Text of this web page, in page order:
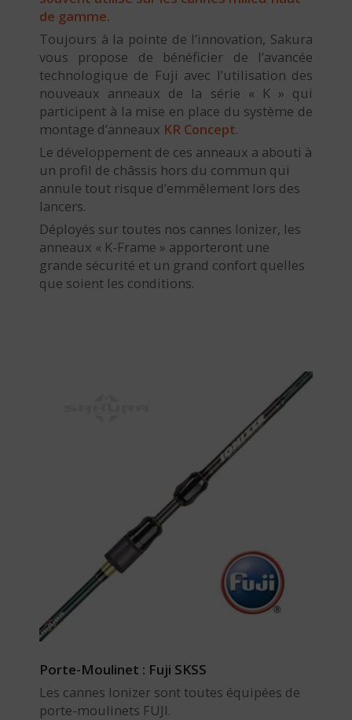
de gamme.
Toujours à la pointe de l’innovation, Sakura
vous propose de bénéficier de l’avancée
technologique de Fuji avec l’utilisation des
nouveaux anneaux de la série « K » qui
participent à la mise en place du système de
montage d’anneaux KR Concept.
Le développement de ces anneaux a abouti à
un profil de châssis hors du commun qui
annule tout risque d’emmêlement lors des
lancers.
Déployés sur toutes nos cannes Ionizer, les
anneaux « K-Frame » apporteront une
grande sécurité et un grand confort quelles
que soient les conditions.
Porte-Moulinet : Fuji SKSS
Les cannes Ionizer sont toutes équipées de
porte-moulinets FUJI.